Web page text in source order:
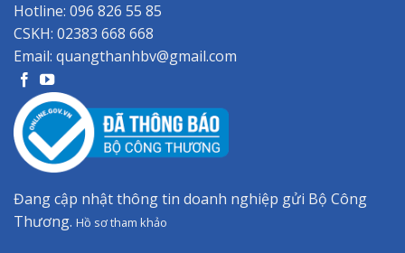
Hotline: 096 826 55 85
CSKH: 02383 668 668
Email: quangthanhbv@gmail.com
Đang cập nhật thông tin doanh nghiệp gửi Bộ Công
Thương. Hồ sơ tham khảo